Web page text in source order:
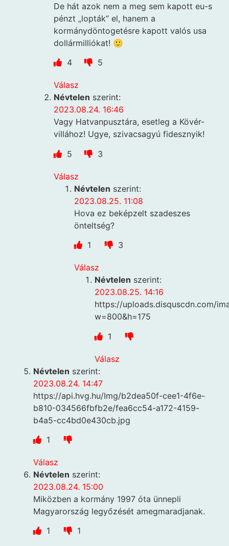
De hát azok nem a meg sem kapott eu-s
pénzt „lopták” el, hanem a
kormánydöntogetésre kapott valós usa
dollármilliókat! 🙂
4
5
Válasz
Névtelen szerint:
2023.08.24. 16:46
Vagy Hatvanpusztára, esetleg a Kövér-
villához! Ugye, szivacsagyú fidesznyik!
5
3
Válasz
Névtelen szerint:
2023.08.25. 11:08
Hova ez beképzelt szadeszes
önteltség?
1
3
Válasz
Névtelen szerint:
2023.08.25. 14:16
https://uploads.disquscdn.com/
w=800&h=175
1
Válasz
Névtelen szerint:
2023.08.24. 14:47
https://api.hvg.hu/Img/b2dea50f-cee1-4f6e-
b810-034566fbfb2e/fea6cc54-a172-4159-
b4a5-cc4bd0e430cb.jpg
1
Válasz
Névtelen szerint:
2023.08.24. 15:00
Miközben a kormány 1997 óta ünnepli
Magyarország legyőzését amegmaradjanak.
1
1